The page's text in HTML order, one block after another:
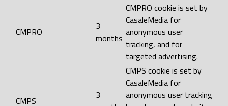
CMPRO
3
months
CMPRO cookie is set by
CasaleMedia for
anonymous user
tracking, and for
targeted advertising.
CMPS
3
CMPS cookie is set by
CasaleMedia for
anonymous user tracking